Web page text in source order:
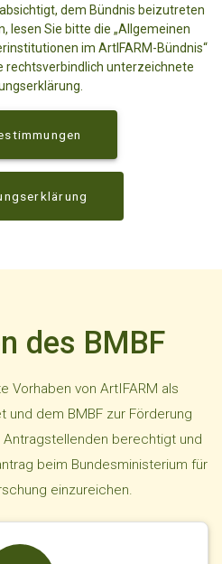
dem Bündnis beizutreten
lesen Sie bitte die „Allgemeinen
im ArtIFARM-Bündnis“
rechtsverbindlich unterzeichnete
des BMBF
Vorhaben von ArtIFARM als
dem BMBF zur Förderung
berechtigt und
beim Bundesministerium für
einzureichen.